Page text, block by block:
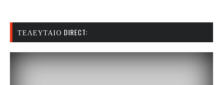
ΤΕΛΕΥΤΑΊΟ DIRECT: